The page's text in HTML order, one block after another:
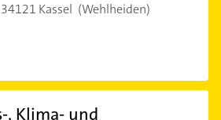
34121 Kassel (Wehlheiden)
, Klima- und